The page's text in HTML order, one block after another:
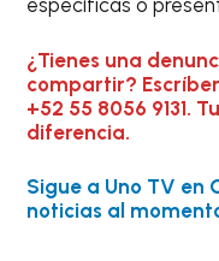
específicas o
¿Tienes una
compartir?
+52 55 8056 9131.
diferencia.
Sigue a Uno TV en
noticias al